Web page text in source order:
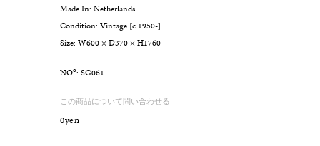
Made In: Netherlands
Condition: Vintage [c.1950-]
Size: W600 × D370 × H1760
NOo: SG061
この商品について問い合わせる
0yen